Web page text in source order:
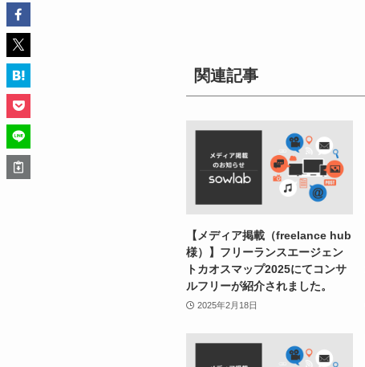
関連記事
【メディア掲載（freelance hub
様）】フリーランスエージェン
トカオスマップ2025にてコンサ
ルフリーが紹介されました。
2025年2月18日